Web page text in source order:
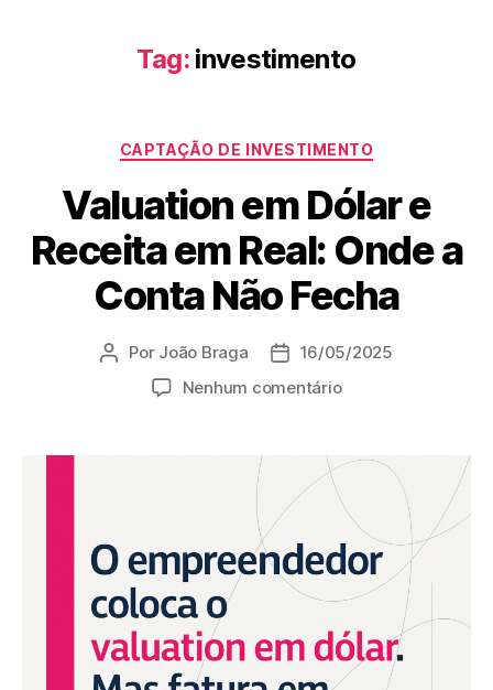
Tag: investimento
CAPTAÇÃO DE INVESTIMENTO
Valuation em Dólar e
Receita em Real: Onde a
Conta Não Fecha
Por João Braga
16/05/2025
Nenhum comentário